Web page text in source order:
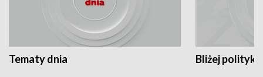
Tematy dnia Bliżej polityki